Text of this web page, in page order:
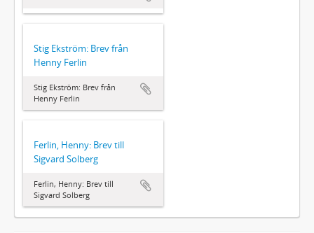
Stig Ekström: Brev från
Henny Ferlin
Stig Ekström: Brev från
Henny Ferlin
Ferlin, Henny: Brev till
Sigvard Solberg
Ferlin, Henny: Brev till
Sigvard Solberg